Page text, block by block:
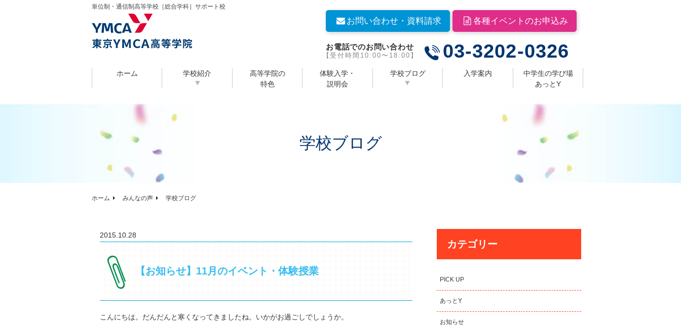
単位制・通信制高等学校［総合学科］サポート校
お問い合わせ・資料請求 各種イベントのお申込み
お電話でのお問い合わせ
【受付時間10:00〜18:00】 03-3202-0326
ホーム 学校紹介
高等学院の
特色
体験入学・
説明会
学校ブログ 入学案内
中学生の学び場
あっとY
学校ブログ
ホーム みんなの声 学校ブログ
2015.10.28
【お知らせ】11月のイベント・体験授業
こんにちは。だんだんと寒くなってきましたね。いかがお過ごしでしょうか。
カテゴリー
PICK UP
あっとY
お知らせ